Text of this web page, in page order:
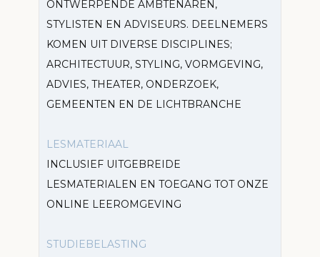
ONTWERPENDE AMBTENAREN,
STYLISTEN EN ADVISEURS. DEELNEMERS
KOMEN UIT DIVERSE DISCIPLINES;
ARCHITECTUUR, STYLING, VORMGEVING,
ADVIES, THEATER, ONDERZOEK,
GEMEENTEN EN DE LICHTBRANCHE
LESMATERIAAL
INCLUSIEF UITGEBREIDE
LESMATERIALEN EN TOEGANG TOT ONZE
ONLINE LEEROMGEVING
STUDIEBELASTING